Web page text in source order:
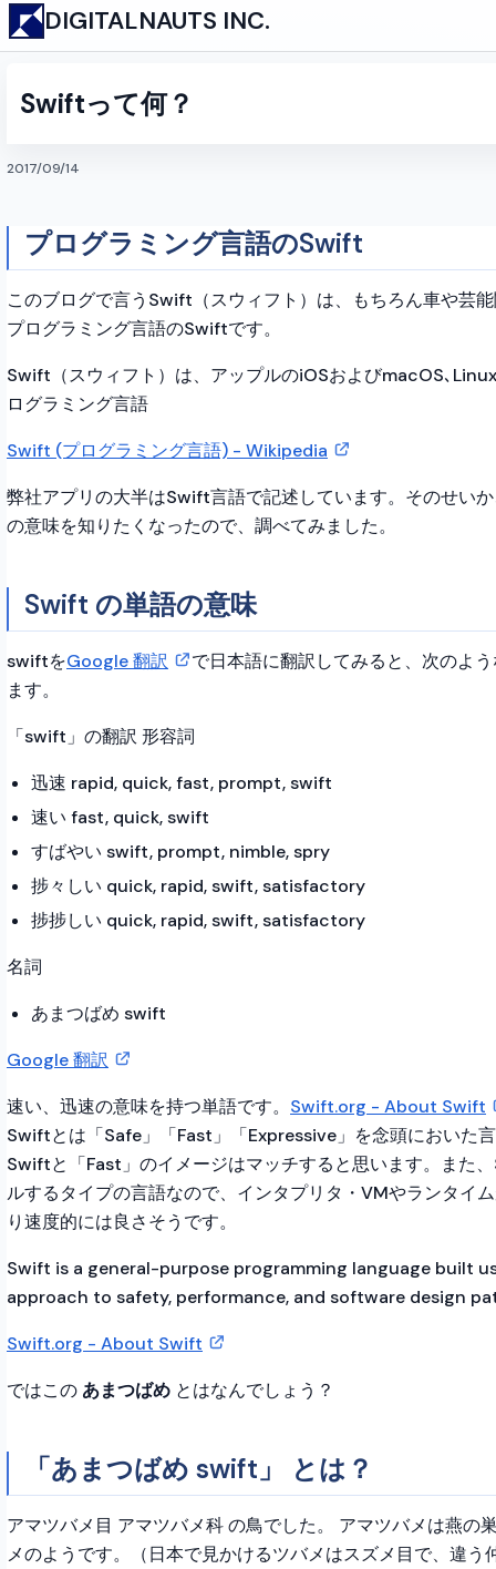
DIGITALNAUTS INC.
Swiftって何？
2017/09/14
プログラミング言語のSwift
このブログで言うSwift（スウィフト）は、もちろん車や芸
プログラミング言語のSwiftです。
Swift（スウィフト）は、アップルのiOSおよびmacOS､
ログラミング言語
Swift (プログラミング言語) - Wikipedia
弊社アプリの大半はSwift言語で記述しています。そのせい
の意味を知りたくなったので、調べてみました。
Swift の単語の意味
swiftをGoogle 翻訳
で日本語に翻訳してみると、次のよ
ます。
「swift」の翻訳 形容詞
迅速 rapid, quick, fast, prompt, swift
速い fast, quick, swift
すばやい swift, prompt, nimble, spry
捗々しい quick, rapid, swift, satisfactory
捗捗しい quick, rapid, swift, satisfactory
名詞
あまつばめ swift
Google 翻訳
速い、迅速の意味を持つ単語です。 Swift.org - About Swift
Swiftとは「Safe」「Fast」「Expressive」を念頭においた
Swiftと「Fast」のイメージはマッチすると思います。また
ルするタイプの言語なので、インタプリタ・VMやランタイ
り速度的には良さそうです。
Swift is a general-purpose programming language built
approach to safety, performance, and software design
Swift.org - About Swift
ではこの あまつばめ とはなんでしょう？
「あまつばめ swift」 とは？
アマツバメ目 アマツバメ科 の鳥でした。 アマツバメは燕の
メのようです。（日本で見かけるツバメはスズメ目で、違う